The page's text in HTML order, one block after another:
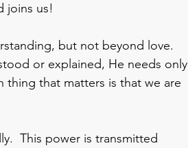
joins us!
but not beyond love.
or explained, He needs only
thing that matters is that we are
This power is transmitted